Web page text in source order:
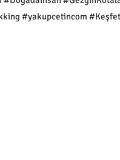
#yakupcetincom